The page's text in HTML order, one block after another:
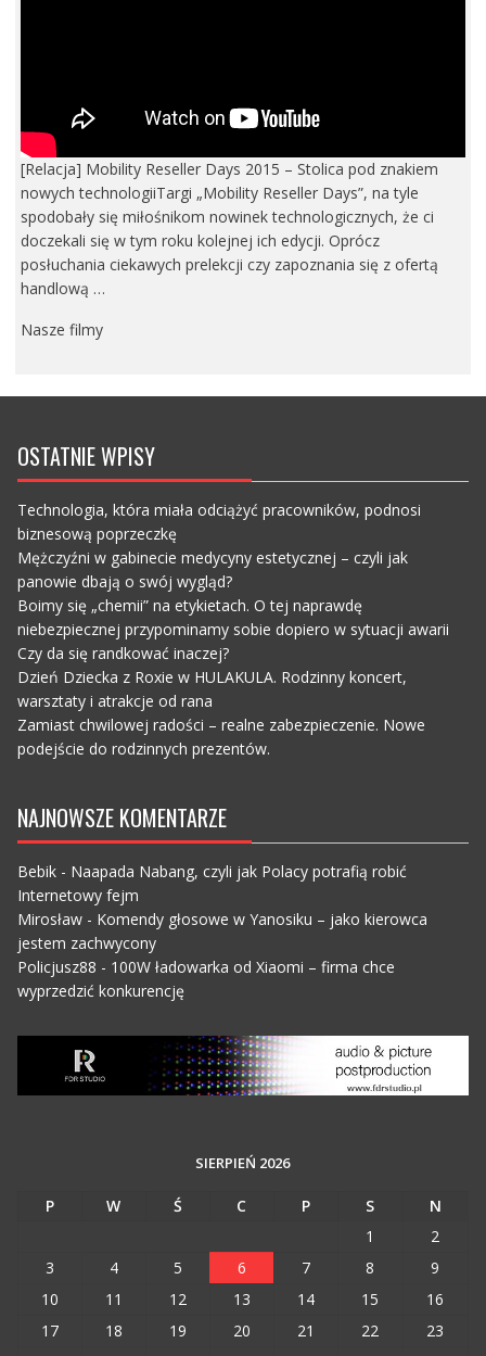
[Relacja] Mobility Reseller Days 2015 – Stolica pod znakiem
nowych technologiiTargi „Mobility Reseller Days”, na tyle
spodobały się miłośnikom nowinek technologicznych, że ci
doczekali się w tym roku kolejnej ich edycji. Oprócz
posłuchania ciekawych prelekcji czy zapoznania się z ofertą
handlową …
Nasze filmy
OSTATNIE WPISY
Technologia, która miała odciążyć pracowników, podnosi
biznesową poprzeczkę
Mężczyźni w gabinecie medycyny estetycznej – czyli jak
panowie dbają o swój wygląd?
Boimy się „chemii” na etykietach. O tej naprawdę
niebezpiecznej przypominamy sobie dopiero w sytuacji awarii
Czy da się randkować inaczej?
Dzień Dziecka z Roxie w HULAKULA. Rodzinny koncert,
warsztaty i atrakcje od rana
Zamiast chwilowej radości – realne zabezpieczenie. Nowe
podejście do rodzinnych prezentów.
NAJNOWSZE KOMENTARZE
Bebik- Naapada Nabang, czyli jak Polacy potrafią robić
Internetowy fejm
Mirosław- Komendy głosowe w Yanosiku – jako kierowca
jestem zachwycony
Policjusz88 - 100W ładowarka od Xiaomi – firma chce
wyprzedzić konkurencję
SIERPIEŃ 2026
P W Ś C P S
N
1
2
3
4 5 6 7 8
9
10
11 12 13 14 15
16
17
18 19 20 21 22
23